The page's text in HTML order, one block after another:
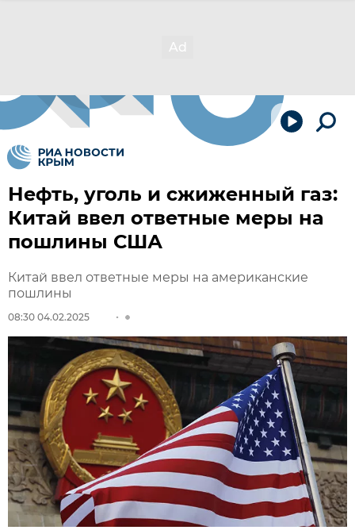
Нефть, уголь и сжиженный газ:
Китай ввел ответные меры на
пошлины США
Китай ввел ответные меры на американские
пошлины
08:30 04.02.2025